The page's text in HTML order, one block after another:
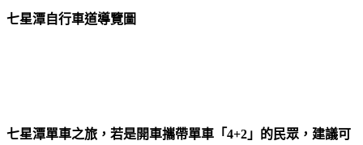
七星潭自行車道導覽圖
七星潭單車之旅，若是開車攜帶單車「4+2」的民眾，建議可